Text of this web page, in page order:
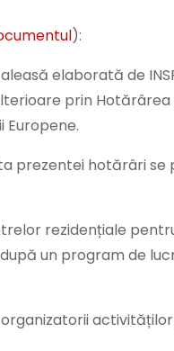
):
elaborată de
prin Hotărârea
Europene.
prezentei hotărâri se
rezidențiale
un program de
activităților